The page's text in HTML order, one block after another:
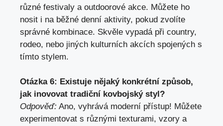
různé festivaly a outdoorové akce. Můžete ho
nosit i na běžné denní aktivity, pokud zvolíte
správné kombinace. Skvěle vypadá při country,
rodeo, nebo jiných kulturních akcích spojených s
tímto stylem.
Otázka 6: Existuje nějaký konkrétní způsob,
jak inovovat tradiční kovbojský styl?
Odpověď: Ano, vyhrává moderní přístup! Můžete
experimentovat s různými texturami, vzory a